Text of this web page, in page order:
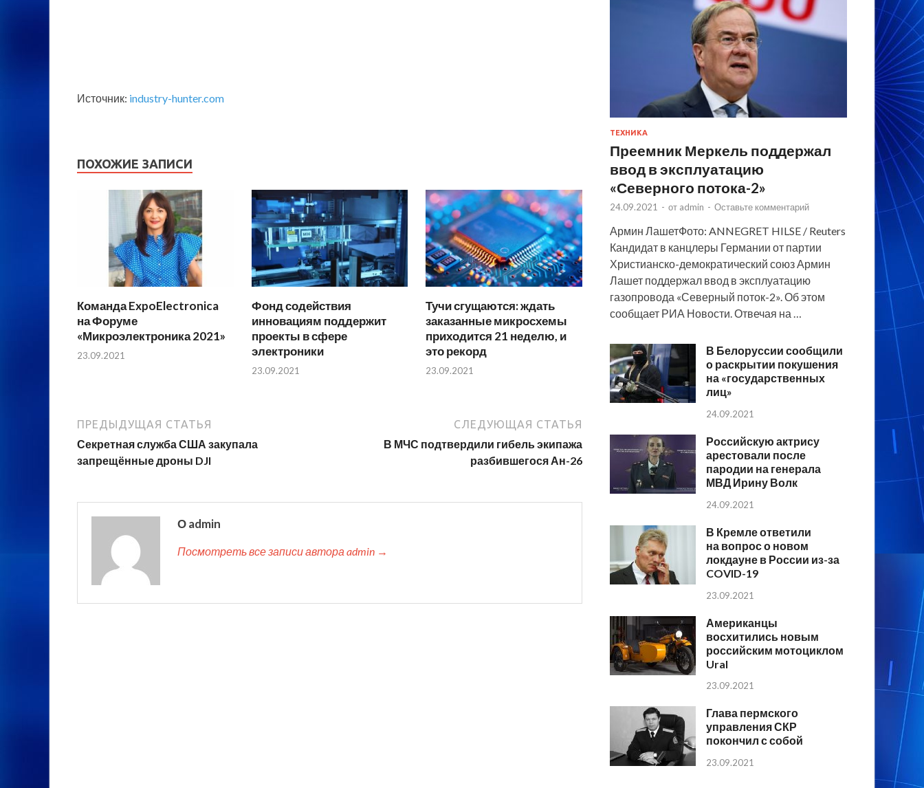
Источник: industry-hunter.com
ПОХОЖИЕ ЗАПИСИ
Команда ExpoElectronica
на Форуме
«Микроэлектроника 2021»
23.09.2021
Фонд содействия
инновациям поддержит
проекты в сфере
электроники
23.09.2021
Тучи сгущаются: ждать
заказанные микросхемы
приходится 21 неделю, и
это рекорд
23.09.2021
ПРЕДЫДУЩАЯ СТАТЬЯ
Секретная служба США закупала
запрещённые дроны DJI
СЛЕДУЮЩАЯ СТАТЬЯ
В МЧС подтвердили гибель экипажа
разбившегося Ан-26
О admin
Посмотреть все записи автора admin →
ТЕХНИКА
Преемник Меркель поддержал
ввод в эксплуатацию
«Северного потока-2»
24.09.2021 - от admin - Оставьте комментарий
Армин ЛашетФото: ANNEGRET HILSE / Reuters
Кандидат в канцлеры Германии от партии
Христианско-демократический союз Армин
Лашет поддержал ввод в эксплуатацию
газопровода «Северный поток-2». Об этом
сообщает РИА Новости. Отвечая на …
В Белоруссии сообщили
о раскрытии покушения
на «государственных
лиц»
24.09.2021
Российскую актрису
арестовали после
пародии на генерала
МВД Ирину Волк
24.09.2021
В Кремле ответили
на вопрос о новом
локдауне в России из-за
COVID-19
23.09.2021
Американцы
восхитились новым
российским мотоциклом
Ural
23.09.2021
Глава пермского
управления СКР
покончил с собой
23.09.2021